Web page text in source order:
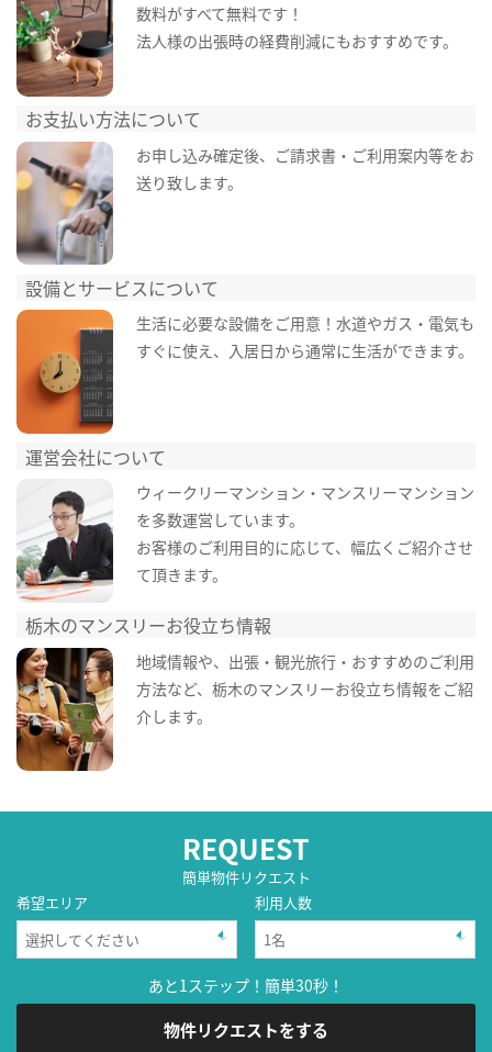
数料がすべて無料です！
法人様の出張時の経費削減にもおすすめです。
お支払い方法について
お申し込み確定後、ご請求書・ご利用案内等をお
送り致します。
設備とサービスについて
生活に必要な設備をご用意！水道やガス・電気も
すぐに使え、入居日から通常に生活ができます。
運営会社について
ウィークリーマンション・マンスリーマンション
を多数運営しています。
お客様のご利用目的に応じて、幅広くご紹介させ
て頂きます。
栃木のマンスリーお役立ち情報
地域情報や、出張・観光旅行・おすすめのご利用
方法など、栃木のマンスリーお役立ち情報をご紹
介します。
REQUEST
簡単物件リクエスト
希望エリア
利用人数
あと1ステップ！簡単30秒！
物件リクエストをする